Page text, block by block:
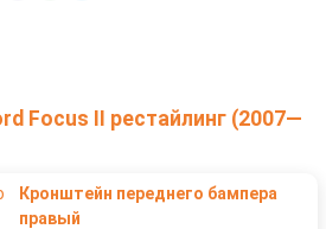
Focus II рестайлинг (2007—
Кронштейн переднего бампера
правый